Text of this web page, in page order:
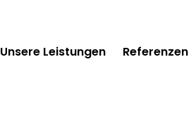
Unsere Leistungen Referenzen